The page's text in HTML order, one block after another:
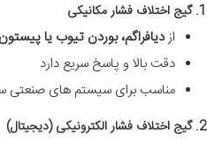
1. گیج اختلاف فشار مکانیکی
ازدیافراگم، بوردن تیوب یا پیستون
دقت بالا و پاسخ سریع دارد
مناسب برای سیستم های صنعتی
2. گیج اختلاف فشار الکترونیکی (دیجیتال)